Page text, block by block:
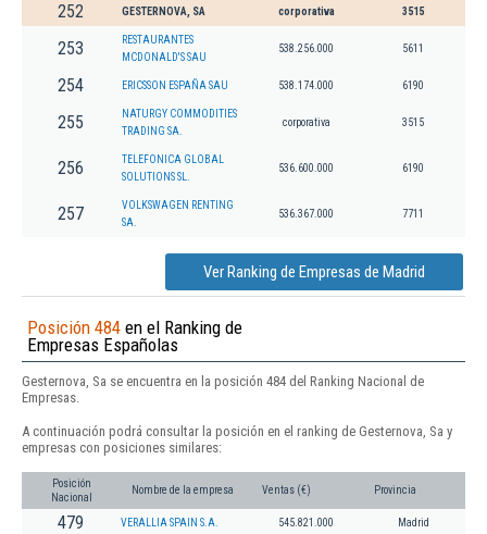
252 GESTERNOVA, SA corporativa 3515
253
RESTAURANTES
MCDONALD'S SAU
538.256.000 5611
254 ERICSSON ESPAÑA SAU 538.174.000 6190
255
NATURGY COMMODITIES
TRADING SA.
corporativa 3515
256
TELEFONICA GLOBAL
SOLUTIONS SL.
536.600.000 6190
257
VOLKSWAGEN RENTING
SA.
536.367.000 7711
Ver Ranking de Empresas de Madrid
Posición 484 en el Ranking de
Empresas Españolas
Gesternova, Sa se encuentra en la posición 484 del Ranking Nacional de
Empresas.
A continuación podrá consultar la posición en el ranking de Gesternova, Sa y
empresas con posiciones similares:
Posición
Nacional
Nombre de la empresa Ventas (€) Provincia
479 VERALLIA SPAIN S.A. 545.821.000 Madrid